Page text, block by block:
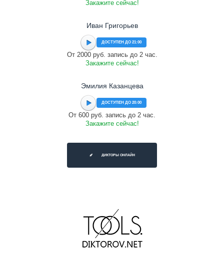
Закажите сейчас!
Иван Григорьев
ДОСТУПЕН ДО 21:00
От 2000 руб. запись до 2 час.
Закажите сейчас!
Эмилия Казанцева
ДОСТУПЕН ДО 20:00
От 600 руб. запись до 2 час.
Закажите сейчас!
ДИКТОРЫ ОНЛАЙН